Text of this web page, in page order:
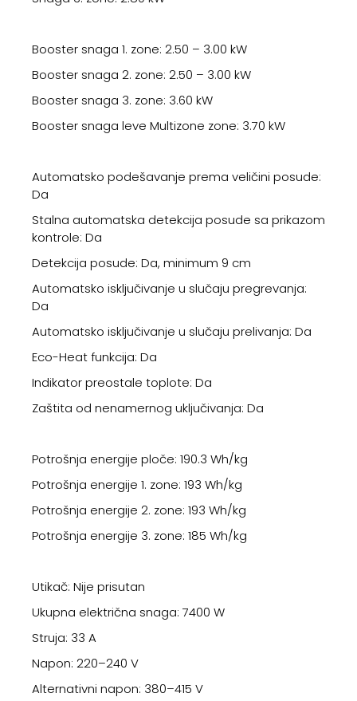
Booster snaga 1. zone: 2.50 – 3.00 kW
Booster snaga 2. zone: 2.50 – 3.00 kW
Booster snaga 3. zone: 3.60 kW
Booster snaga leve Multizone zone: 3.70 kW
Automatsko podešavanje prema veličini posude:
Da
Stalna automatska detekcija posude sa prikazom
kontrole: Da
Detekcija posude: Da, minimum 9 cm
Automatsko isključivanje u slučaju pregrevanja:
Da
Automatsko isključivanje u slučaju prelivanja: Da
Eco-Heat funkcija: Da
Indikator preostale toplote: Da
Zaštita od nenamernog uključivanja: Da
Potrošnja energije ploče: 190.3 Wh/kg
Potrošnja energije 1. zone: 193 Wh/kg
Potrošnja energije 2. zone: 193 Wh/kg
Potrošnja energije 3. zone: 185 Wh/kg
Utikač: Nije prisutan
Ukupna električna snaga: 7400 W
Struja: 33 A
Napon: 220–240 V
Alternativni napon: 380–415 V